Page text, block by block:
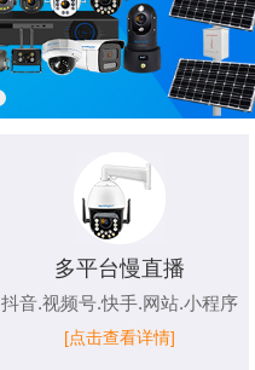
多平台慢直播
抖音.视频号.快手.网站.小程序
[点击查看详情]